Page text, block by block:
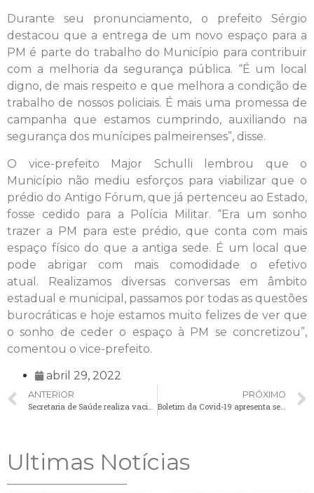
Durante seu pronunciamento, o prefeito Sérgio
destacou que a entrega de um novo espaço para a
PM é parte do trabalho do Município para contribuir
com a melhoria da segurança pública. “É um local
digno, de mais respeito e que melhora a condição de
trabalho de nossos policiais. É mais uma promessa de
campanha que estamos cumprindo, auxiliando na
segurança dos munícipes palmeirenses”, disse.
O vice-prefeito Major Schulli lembrou que o
Município não mediu esforços para viabilizar que o
prédio do Antigo Fórum, que já pertenceu ao Estado,
fosse cedido para a Polícia Militar. “Era um sonho
trazer a PM para este prédio, que conta com mais
espaço físico do que a antiga sede. É um local que
pode abrigar com mais comodidade o efetivo
atual. Realizamos diversas conversas em âmbito
estadual e municipal, passamos por todas as questões
burocráticas e hoje estamos muito felizes de ver que
o sonho de ceder o espaço à PM se concretizou”,
comentou o vice-prefeito.
abril 29, 2022
ANTERIOR
Secretaria de Saúde realiza vacinação de campanhas contra a Influenza e o Sarampo
PRÓXIMO
Boletim da Covid-19 apresenta sete novos casos nesta segunda-feira (02)
Ultimas Notícias